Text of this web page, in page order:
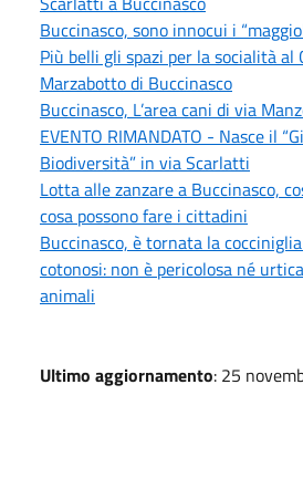
Buccinasco, sono innocui i
Più belli gli spazi per la socialità al
Marzabotto di Buccinasco
Buccinasco, L’area cani di via
EVENTO RIMANDATO - Nasce il
Biodiversità” in via Scarlatti
Lotta alle zanzare a Buccinasco,
cosa possono fare i cittadini
Buccinasco, è tornata la
cotonosi: non è pericolosa né
animali
Ultimo aggiornamento: 25